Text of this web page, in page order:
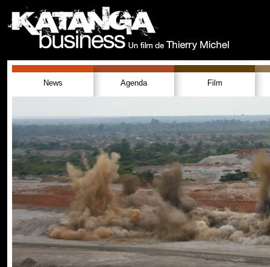
News Agenda Film